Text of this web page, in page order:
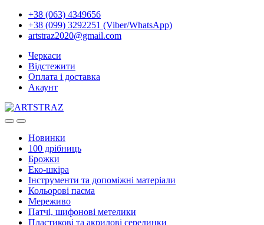
+38 (063) 4349656
+38 (099) 3292251 (Viber/WhatsApp)
artstraz2020@gmail.com
Черкаси
Відстежити
Оплата і доставка
Акаунт
Новинки
100 дрібниць
Брожки
Еко-шкіра
Інструменти та допоміжні матеріали
Кольорові пасма
Мереживо
Патчі, шифонові метелики
Пластикові та акрилові серединки